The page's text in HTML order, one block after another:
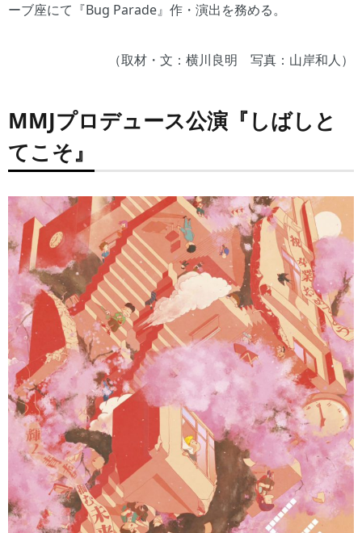
ーブ座にて『Bug Parade』作・演出を務める。
（取材・文：横川良明 写真：山岸和人）
MMJプロデュース公演『しばしと
てこそ』